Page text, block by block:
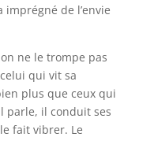
de l’envie
ne le trompe pas
qui vit sa
plus que ceux qui
parle, il conduit ses
fait vibrer. Le